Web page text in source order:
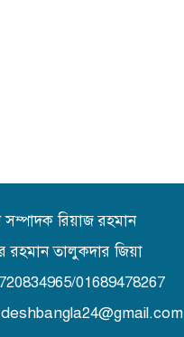
সম্পাদক রিয়াজ রহমান
রহমান তালুকদার জিয়া
01689478267